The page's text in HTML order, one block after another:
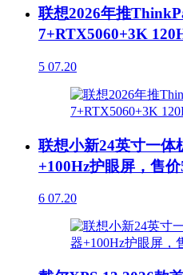
联想2026年推
7+RTX5060+3K
5 07.20
联想小新24英寸一
+100Hz护眼屏，售
6 07.20